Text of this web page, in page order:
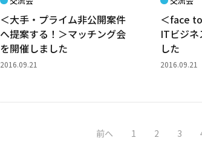
＜大手・プライム非公開案件
へ提案する！＞マッチング会
を開催しました
2016.09.21
＜face
ITビジネ
した
2016.09.21
前へ 1 2 3